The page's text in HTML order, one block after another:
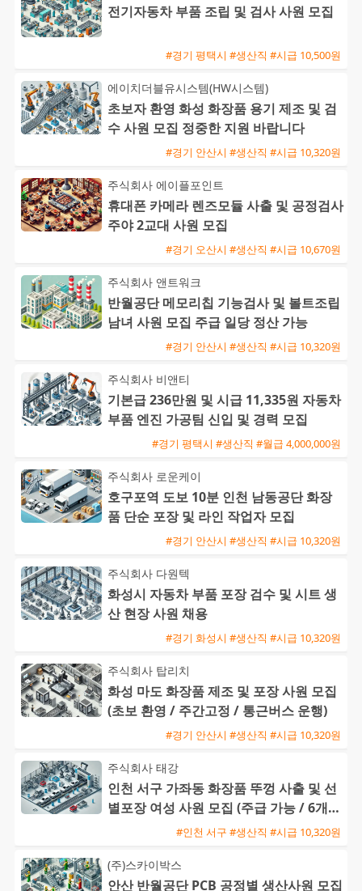
전기자동차 부품 조립 및 검사 사원 모집
#경기 평택시 #생산직 #시급 10,500원
에이치더블유시스템(HW시스템)
초보자 환영 화성 화장품 용기 제조 및 검
수 사원 모집 정중한 지원 바랍니다
#경기 안산시 #생산직 #시급 10,320원
주식회사 에이플포인트
휴대폰 카메라 렌즈모듈 사출 및 공정검사
주야 2교대 사원 모집
#경기 오산시 #생산직 #시급 10,670원
주식회사 앤트워크
반월공단 메모리칩 기능검사 및 볼트조립
남녀 사원 모집 주급 일당 정산 가능
#경기 안산시 #생산직 #시급 10,320원
주식회사 비앤티
기본급 236만원 및 시급 11,335원 자동차
부품 엔진 가공팀 신입 및 경력 모집
#경기 평택시 #생산직 #월급 4,000,000원
주식회사 로운케이
호구포역 도보 10분 인천 남동공단 화장
품 단순 포장 및 라인 작업자 모집
#경기 안산시 #생산직 #시급 10,320원
주식회사 다원텍
화성시 자동차 부품 포장 검수 및 시트 생
산 현장 사원 채용
#경기 화성시 #생산직 #시급 10,320원
주식회사 탑리치
화성 마도 화장품 제조 및 포장 사원 모집
(초보 환영 / 주간고정 / 통근버스 운행)
#경기 안산시 #생산직 #시급 10,320원
주식회사 태강
인천 서구 가좌동 화장품 뚜껑 사출 및 선
별포장 여성 사원 모집 (주급 가능 / 6개월
후 정직원 전환)#인천 서구 #생산직 #시급 10,320원
(주)스카이박스
안산 반월공단 PCB 공정별 생산사원 모집